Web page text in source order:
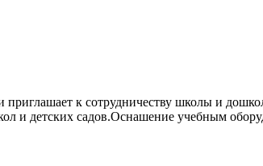
к сотрудничеству школы и
и детских садов.Оснашение учебным